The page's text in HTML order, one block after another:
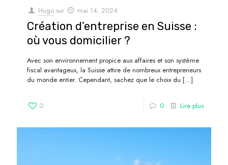
Hugo sur mai 14, 2024
Création d’entreprise en Suisse :
où vous domicilier ?
Avec son environnement propice aux affaires et son système
fiscal avantageux, la Suisse attire de nombreux entrepreneurs
du monde entier. Cependant, sachez que le choix du […]
0 0 Lire plus